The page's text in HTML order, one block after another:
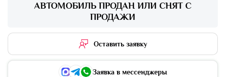
АВТОМОБИЛЬ ПРОДАН ИЛИ СНЯТ С
ПРОДАЖИ
Оставить заявку
Заявка в мессенджеры